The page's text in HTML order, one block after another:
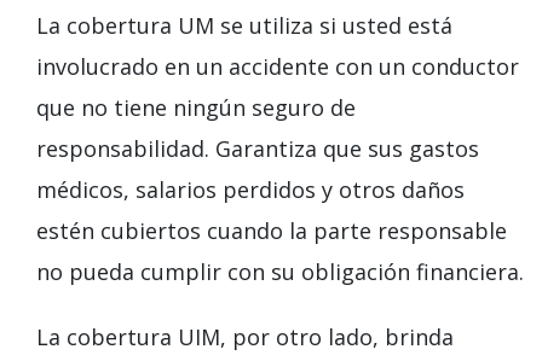
La cobertura UM se utiliza si usted está
involucrado en un accidente con un conductor
que no tiene ningún seguro de
responsabilidad. Garantiza que sus gastos
médicos, salarios perdidos y otros daños
estén cubiertos cuando la parte responsable
no pueda cumplir con su obligación financiera.
La cobertura UIM, por otro lado, brinda